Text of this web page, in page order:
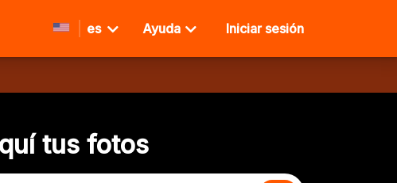
es Ayuda Iniciar sesión
tus fotos